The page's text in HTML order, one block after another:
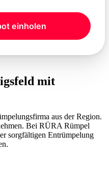
einholen
mit
aus der Region.
Bei RÜRA Rümpel
sorgfältigen Entrümpelung